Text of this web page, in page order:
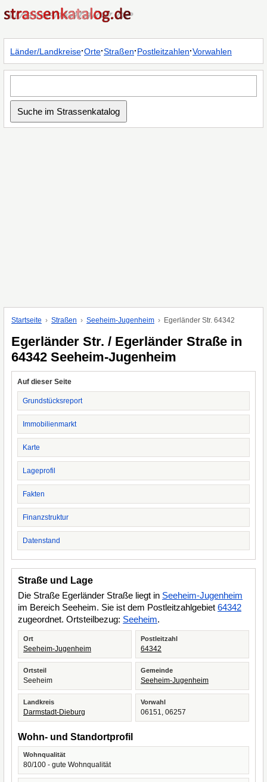
Länder/Landkreise·Orte·Straßen·Postleitzahlen·Vorwahlen
Startseite Straßen Seeheim-Jugenheim Egerländer Str. 64342
Egerländer Str. / Egerländer Straße in
64342 Seeheim-Jugenheim
Auf dieser Seite
Grundstücksreport
Immobilienmarkt
Karte
Lageprofil
Fakten
Finanzstruktur
Datenstand
Straße und Lage
Die Straße Egerländer Straße liegt in Seeheim-Jugenheim
im Bereich Seeheim. Sie ist dem Postleitzahlgebiet 64342
zugeordnet. Ortsteilbezug: Seeheim.
Ort
Seeheim-Jugenheim
Postleitzahl
64342
Ortsteil
Seeheim
Gemeinde
Seeheim-Jugenheim
Landkreis
Darmstadt-Dieburg
Vorwahl
06151, 06257
Wohn- und Standortprofil
Wohnqualität
80/100 - gute Wohnqualität